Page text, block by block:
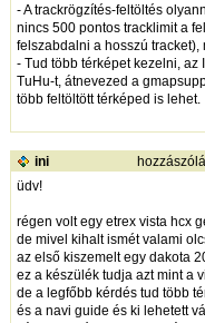
- A trackrögzítés-feltöltés
nincs 500 pontos tracklimit a
felszabdalni a hosszú
- Tud több térképet kezelni, az
TuHu-t, átnevezed a
több feltöltött térképed is lehet.
ini
üdv!
régen volt egy etrex vista hcx
de mivel kihalt ismét valami
az első kiszemelt egy dakota
ez a készülék tudja azt mint a
de a legfőbb kérdés tud több
és a navi guide és ki lehetett